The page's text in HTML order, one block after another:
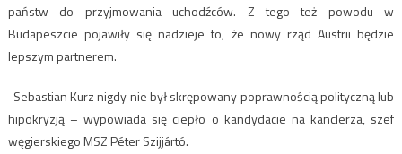
państw do przyjmowania uchodźców. Z tego też powodu w
Budapeszcie pojawiły się nadzieje to, że nowy rząd Austrii będzie
lepszym partnerem.
-Sebastian Kurz nigdy nie był skrępowany poprawnością polityczną lub
hipokryzją – wypowiada się ciepło o kandydacie na kanclerza, szef
węgierskiego MSZ Péter Szijjártó.